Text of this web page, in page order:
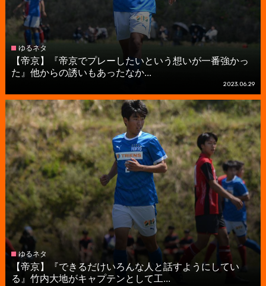
ゆるネタ
【帝京】『帝京でプレーしたいという想いが一番強かっ
た』他からの誘いもあったなか...
2023.06.29
ゆるネタ
【帝京】『できるだけいろんな人と話すようにしてい
る』竹内大地がキャプテンとして工...